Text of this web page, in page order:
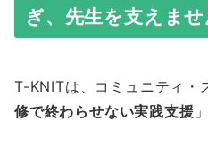
ぎ、先生を支えませ
T-KNITは、コミュニティ・
修で終わらせない実践支援